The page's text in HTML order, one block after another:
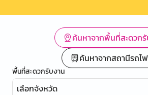
ค้นหาจากพื้นที่สะดวก
ค้นหาจากสถานีรถไ
พื้นที่สะดวกรับงาน
เลือกจังหวัด